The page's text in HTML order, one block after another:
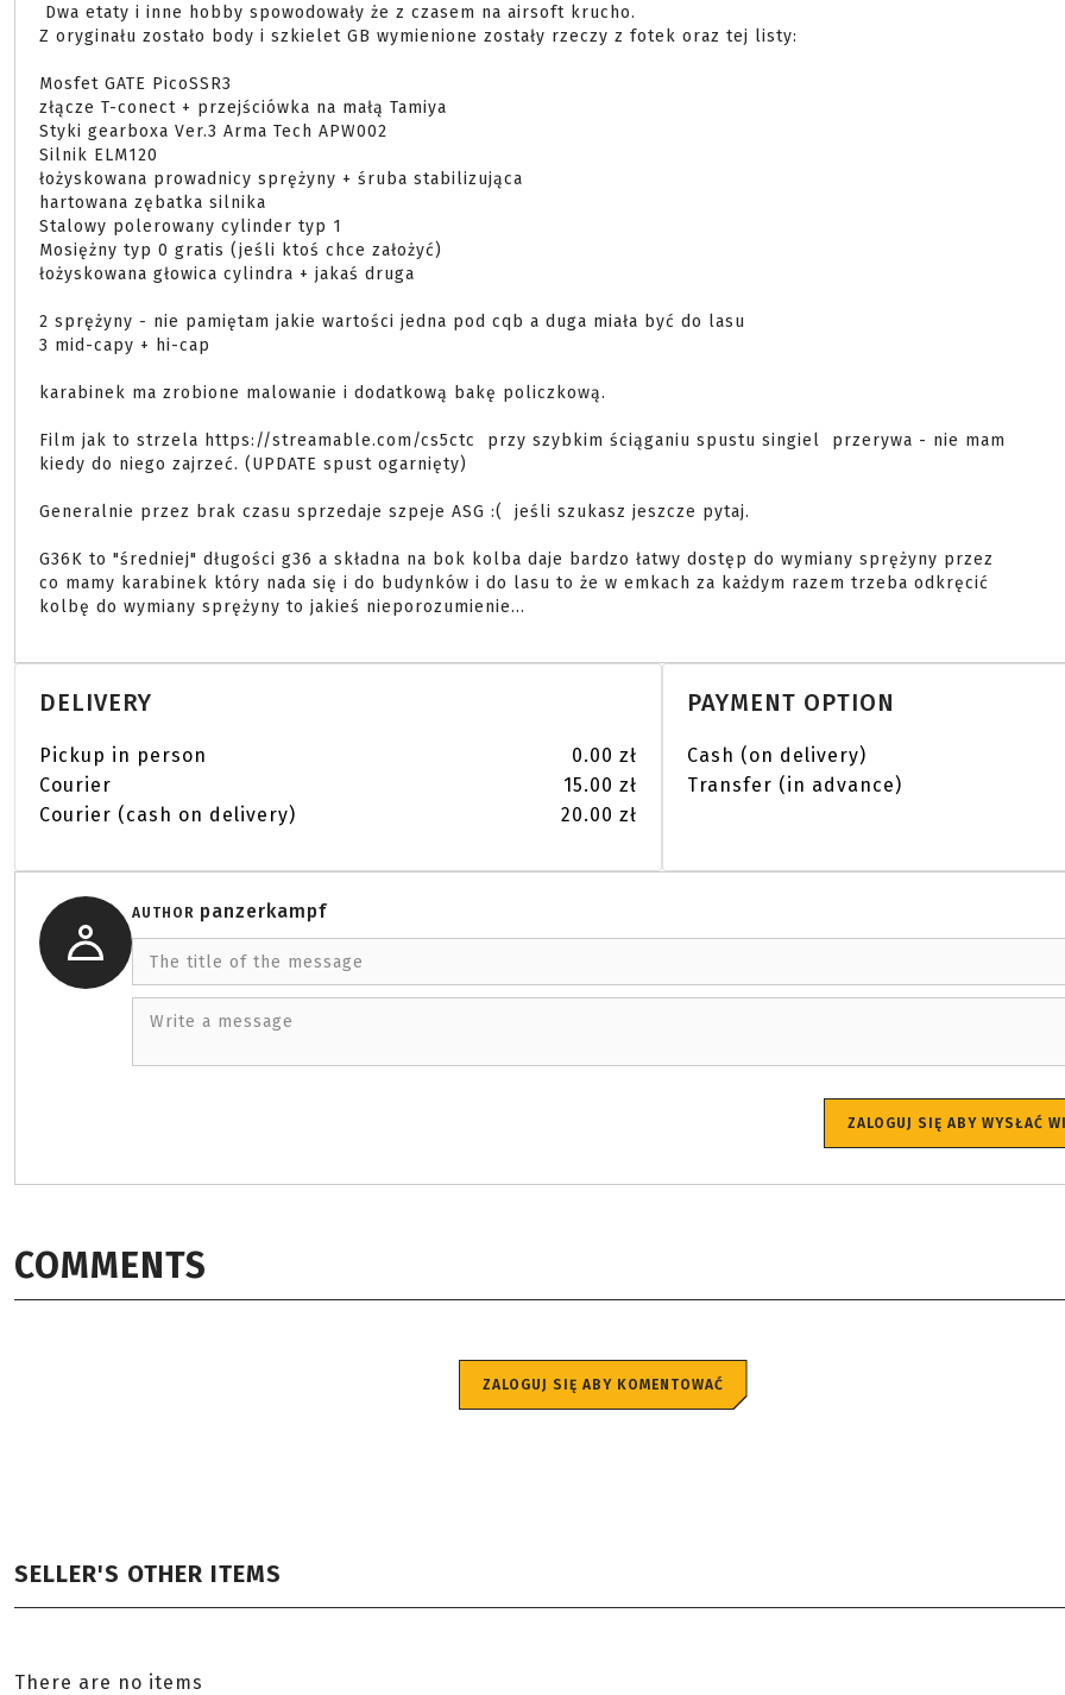
Z oryginału zostało body i szkielet GB wymienione zostały rzeczy z fotek oraz tej listy:
Mosfet GATE PicoSSR3
złącze T-conect + przejściówka na małą Tamiya
Styki gearboxa Ver.3 Arma Tech APW002
Silnik ELM120
łożyskowana prowadnicy sprężyny + śruba stabilizująca
hartowana zębatka silnika
Stalowy polerowany cylinder typ 1
Mosiężny typ 0 gratis (jeśli ktoś chce założyć)
łożyskowana głowica cylindra + jakaś druga
2 sprężyny - nie pamiętam jakie wartości jedna pod cqb a duga miała być do lasu
3 mid-capy + hi-cap
karabinek ma zrobione malowanie i dodatkową bakę policzkową.
Film jak to strzela https://streamable.com/cs5ctc  przy szybkim ściąganiu spustu singiel  przerywa - nie mam
kiedy do niego zajrzeć. (UPDATE spust ogarnięty)
Generalnie przez brak czasu sprzedaje szpeje ASG :(  jeśli szukasz jeszcze pytaj.
G36K to "średniej" długości g36 a składna na bok kolba daje bardzo łatwy dostęp do wymiany sprężyny przez
co mamy karabinek który nada się i do budynków i do lasu to że w emkach za każdym razem trzeba odkręcić
kolbę do wymiany sprężyny to jakieś nieporozumienie...
DELIVERY
Pickup in person
0.00 zł
Courier
15.00 zł
Courier (cash on delivery)
20.00 zł
PAYMENT OPTION
Cash (on delivery)
Transfer (in advance)
AUTHOR panzerkampf
The title of the message
Write a message
ZALOGUJ SIĘ ABY WYSŁAĆ
COMMENTS
ZALOGUJ SIĘ ABY KOMENTOWAĆ
SELLER'S OTHER ITEMS
There are no items